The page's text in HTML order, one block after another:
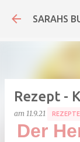
SARAHS
Rezept -
am 11.9.21 REZEPTE
Der